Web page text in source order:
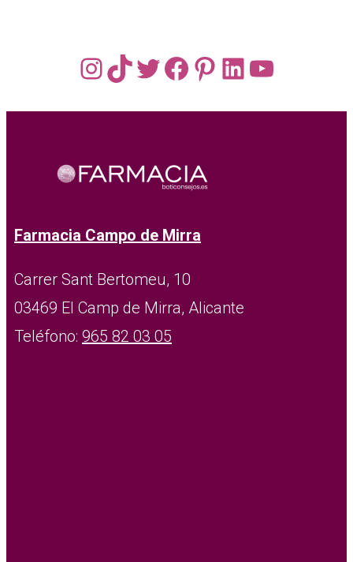
Instagram
TikTok
Twitter
Facebook
Pinterest
LinkedIn
Farmacia Campo de Mirra
Carrer Sant Bertomeu, 10
03469 El Camp de Mirra, Alicante
Teléfono: 965 82 03 05